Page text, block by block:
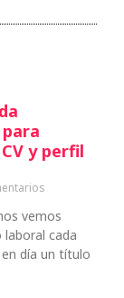
y perfil
vemos
cada
día un título